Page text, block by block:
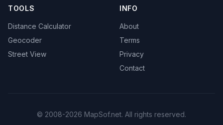
TOOLS
Distance Calculator
Geocoder
Street View
INFO
About
Terms
Privacy
Contact
© 2008-2026 MapSof.net. All rights reserved.